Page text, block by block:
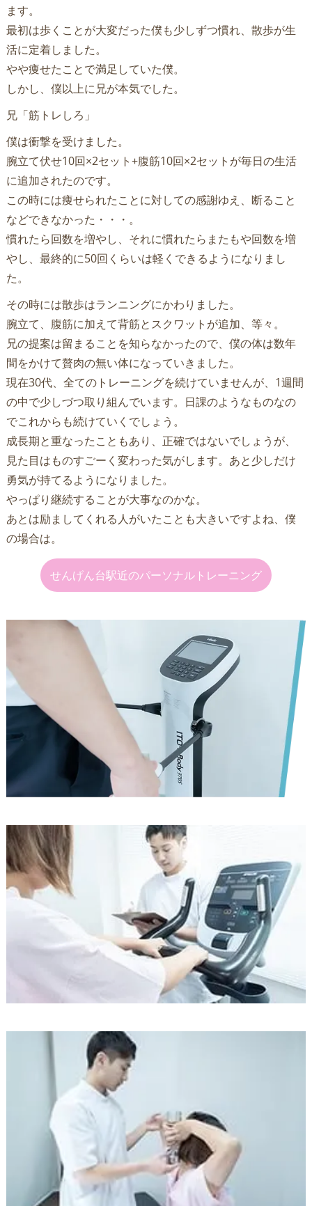
ます。
最初は歩くことが大変だった僕も少しずつ慣れ、散歩が生
活に定着しました。
やや痩せたことで満足していた僕。
しかし、僕以上に兄が本気でした。
兄「筋トレしろ」
僕は衝撃を受けました。
腕立て伏せ10回×2セット+腹筋10回×2セットが毎日の生活
に追加されたのです。
この時には痩せられたことに対しての感謝ゆえ、断ること
などできなかった・・・。
慣れたら回数を増やし、それに慣れたらまたもや回数を増
やし、最終的に50回くらいは軽くできるようになりまし
た。
その時には散歩はランニングにかわりました。
腕立て、腹筋に加えて背筋とスクワットが追加、等々。
兄の提案は留まることを知らなかったので、僕の体は数年
間をかけて贅肉の無い体になっていきました。
現在30代、全てのトレーニングを続けていませんが、1週間
の中で少しづつ取り組んでいます。日課のようなものなの
でこれからも続けていくでしょう。
成長期と重なったこともあり、正確ではないでしょうが、
見た目はものすごーく変わった気がします。あと少しだけ
勇気が持てるようになりました。
やっぱり継続することが大事なのかな。
あとは励ましてくれる人がいたことも大きいですよね、僕
の場合は。
せんげん台駅近のパーソナルトレーニング